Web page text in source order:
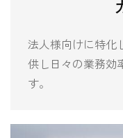
法人様向けに特化
供し日々の業務効
す。